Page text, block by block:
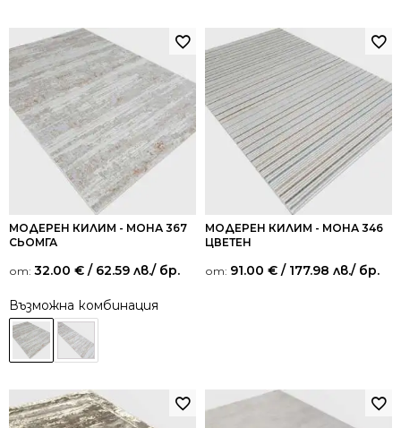
МОДЕРЕН КИЛИМ - МОНА 367
СЬОМГА
от: 32.00 € / 62.59 лв./ бр.
Възможна комбинация
МОДЕРЕН КИЛИМ - МОНА 346
ЦВЕТЕН
от: 91.00 € / 177.98 лв./ бр.